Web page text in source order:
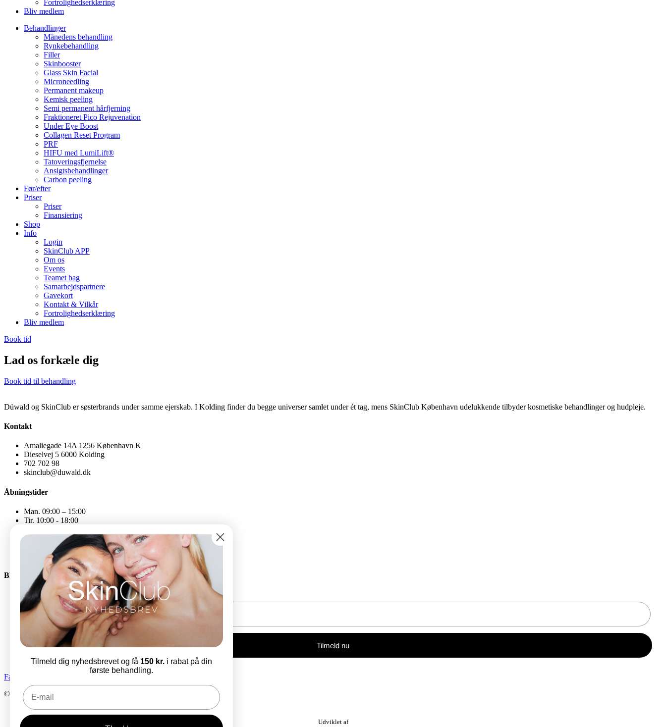
Fortrolighedserklæring
Bliv medlem
Behandlinger
Månedens behandling
Rynkebehandling
Filler
Skinbooster
Glass Skin Facial
Microneedling
Permanent makeup
Kemisk peeling
Semi permanent hårfjerning
Fraktioneret Pico Rejuvenation
Under Eye Boost
Collagen Reset Program
PRF
HIFU med LumiLift®
Tatoveringsfjernelse
Ansigtsbehandlinger
Carbon peeling
Før/efter
Priser
Priser
Finansiering
Shop
Info
Login
SkinClub APP
Om os
Events
Teamet bag
Samarbejdspartnere
Gavekort
Kontakt & Vilkår
Fortrolighedserklæring
Bliv medlem
Book tid
Lad os forkæle dig
Book tid til behandling
Düwald og SkinClub er søsterbrands under samme ejerskab. I Kolding finder du begge universer samlet under ét tag, mens SkinClub København udelukkende tilbyder kosmetiske behandlinger og hudpleje.
Kontakt
Amaliegade 14A 1256 København K
Dieselvej 5 6000 Kolding
702 702 98
skinclub@duwald.dk
Åbningstider
Man. 09:00 – 15:00
Tir. 10:00 - 18:00
Tor. 11:00 - 19:00
Fre. 09:00 - 14:00
Åbningstiderne kan variere
Bliv en del af SkinClub
E-mail
Tilmeld nu
Facebook-f
© SkinClub 2025
Udviklet af
Tilmeld dig nyhedsbrevet og få 150 kr. i rabat på din
første behandling.